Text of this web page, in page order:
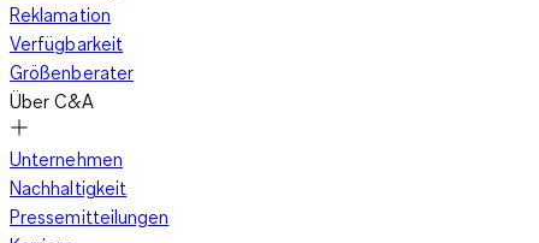
Reklamation
Verfügbarkeit
Größenberater
Über C&A
Unternehmen
Nachhaltigkeit
Pressemitteilungen